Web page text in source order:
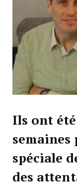
Ils ont
semaines
spéciale
des